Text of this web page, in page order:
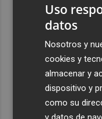
Uso
datos
Nosotros y
cookies y
almacenar y
dispositivo y
como su